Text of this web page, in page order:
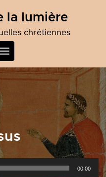
la lumière
chrétiennes
Toggle
navigation
00:00